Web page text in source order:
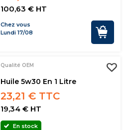
100,63 € HT
Chez vous
Lundi 17/08
Qualité OEM
Huile 5w30 En 1 Litre
23,21 € TTC
19,34 € HT
En stock